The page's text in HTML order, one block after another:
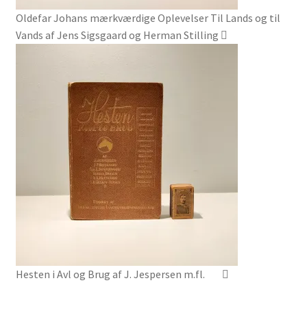
Oldefar Johans mærkværdige Oplevelser Til Lands og til
Vands af Jens Sigsgaard og Herman Stilling
Hesten i Avl og Brug af J. Jespersen m.fl.